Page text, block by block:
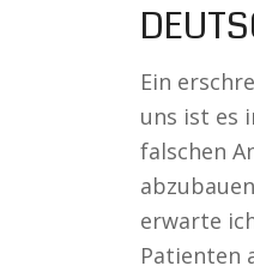
Ein
uns ist es
falschen
erwarte
Patienten